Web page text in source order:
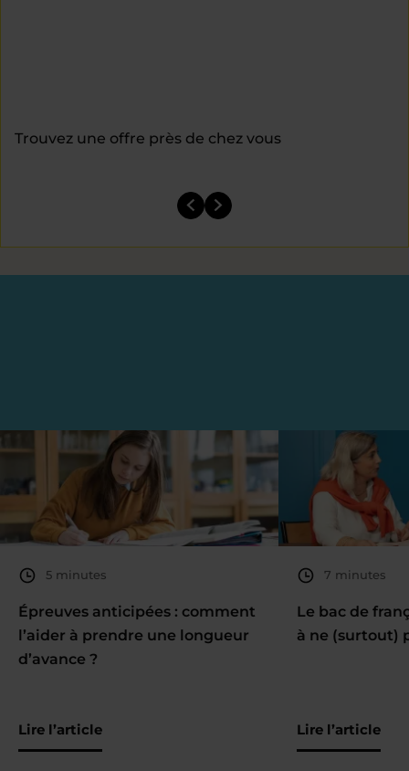
Trouvez une offre près de chez vous
5 minutes
Épreuves anticipées : comment
l’aider à prendre une longueur
d’avance ?
Lire l’article
7 minutes
Le bac de
à ne (surtout)
Lire l’article